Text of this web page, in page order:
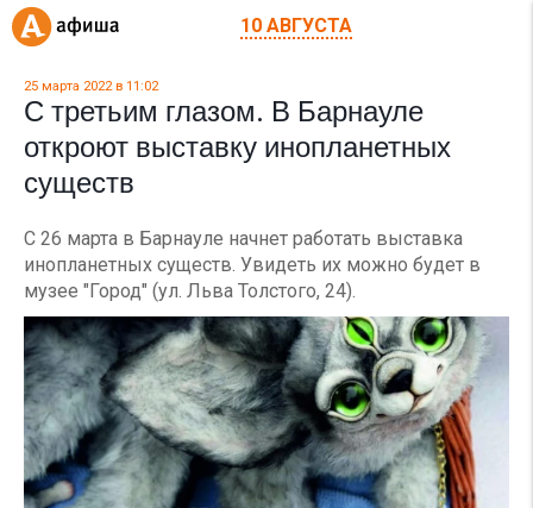
10 АВГУСТА
25 марта 2022 в 11:02
С третьим глазом. В Барнауле
откроют выставку инопланетных
существ
С 26 марта в Барнауле начнет работать выставка
инопланетных существ. Увидеть их можно будет в
музее "Город" (ул. Льва Толстого, 24).